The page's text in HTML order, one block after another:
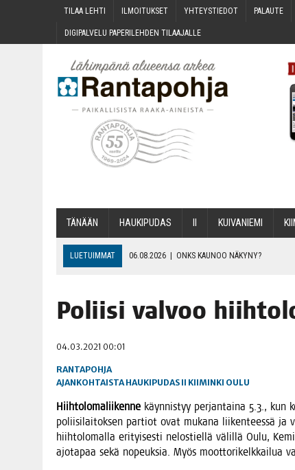
TILAA LEH­TI ILMOI­TUK­SET YHTEYS­TIE­DOT PALAU­TE
DIGI­PAL­VE­LU PAPE­RI­LEH­DEN TILAAJALLE
TÄNÄÄN HAU­KI­PU­DAS KUI­VA­NIE­MI
LUETUIMMAT 06.08.2026 | ONKS KAU­NOO NÄKYNY?
06.08.2026 OPIN­TOI­HIN KAN­SA­LAIS­OPIS­TOS­SA VOI SAA­DA
06.08.2026 | KII­MIN­KI­PÄI­VÄT JÄR­JES­TE­TÄÄN PERIN­TEI­TÄ
Polii­si val­voo
04.03.2021 00:01
RANTAPOHJA
AJANKOHTAISTA HAUKIPUDAS II KIIMINKI OULU
Hiih­to­lo­ma­lii­ken­ne käyn­nis­tyy per­jan­tai­na 5.3., kun
polii­si­lai­tok­sen par­tiot ovat muka­na lii­ken­tees­sä ja
hiih­to­lo­mal­la eri­tyi­ses­ti nelos­tiel­lä välil­lä Oulu,
ajo­ta­paa sekä nopeuk­sia. Myös moot­to­ri­kelk­kai­lua